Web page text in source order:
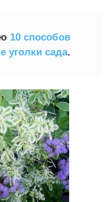
10 способов
уголки сада.